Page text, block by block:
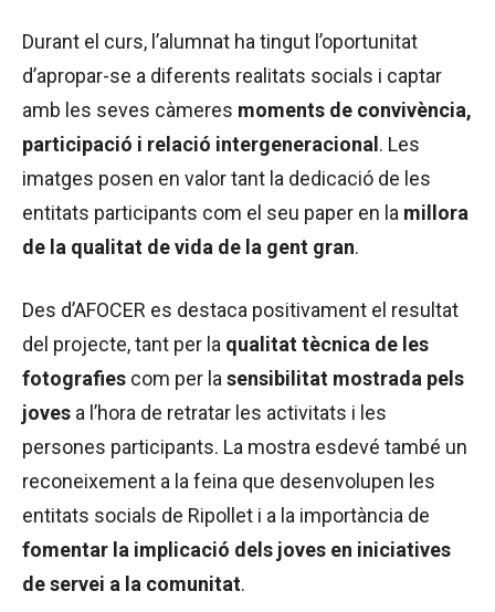
Durant el curs, l’alumnat ha tingut l’oportunitat
d’apropar-se a diferents realitats socials i captar
amb les seves càmeres moments de convivència,
participació i relació intergeneracional. Les
imatges posen en valor tant la dedicació de les
entitats participants com el seu paper en la millora
de la qualitat de vida de la gent gran.
Des d’AFOCER es destaca positivament el resultat
del projecte, tant per la qualitat tècnica de les
fotografies com per la sensibilitat mostrada pels
joves a l’hora de retratar les activitats i les
persones participants. La mostra esdevé també un
reconeixement a la feina que desenvolupen les
entitats socials de Ripollet i a la importància de
fomentar la implicació dels joves en iniciatives
de servei a la comunitat.